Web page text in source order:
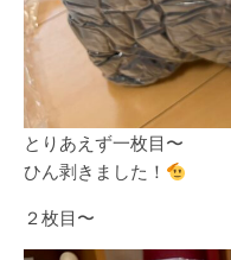
とりあえず一枚目〜
ひん剥きました！
２枚目〜